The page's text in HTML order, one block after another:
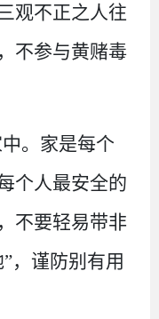
观不正之人往
不参与黄赌毒
。 家是每个
个人最安全的
不要轻易带非
，谨防别有用